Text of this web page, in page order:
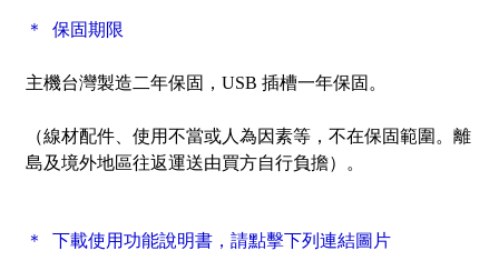
＊ 保固期限
主機台灣製造二年保固，USB 插槽一年保固 。
（線材配件、使用不當或人為因素等，不在保固範圍。離
島及境外地區往返運送由買方自行負擔）。
＊ 下載使用功能說明書，請點擊下列連結圖片